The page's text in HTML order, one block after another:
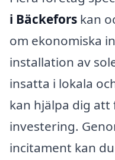
i Bäckefors kan
om ekonomiska
installation av
insatta i lokala
kan hjälpa dig att
investering.
incitament kan